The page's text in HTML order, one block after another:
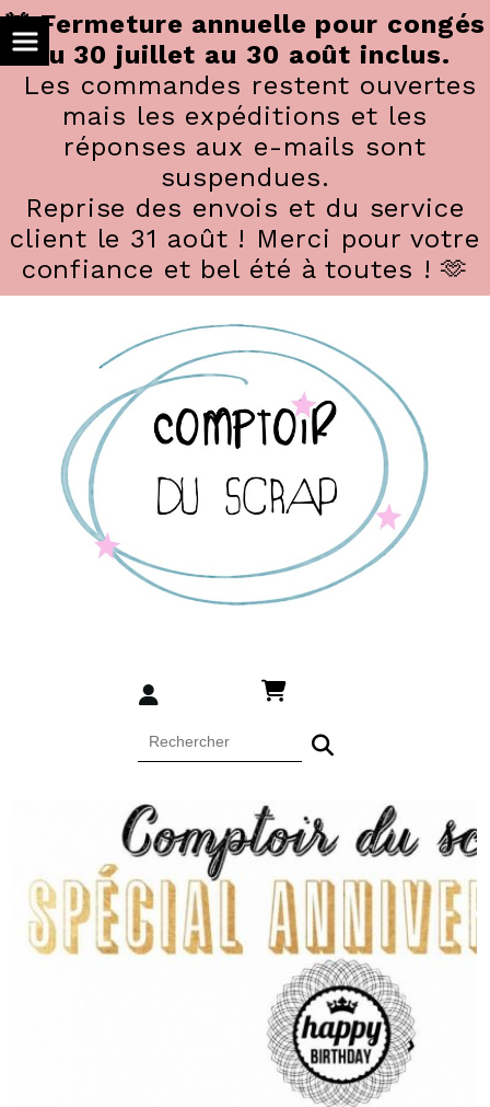
🚨 Fermeture annuelle pour congés
du 30 juillet au 30 août inclus.
Les commandes restent ouvertes
mais les expéditions et les
réponses aux e-mails sont
suspendues.
Reprise des envois et du service
client le 31 août ! Merci pour votre
confiance et bel été à toutes ! 🫶